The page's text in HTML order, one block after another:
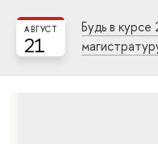
21
АВГУСТ
Будь в курсе